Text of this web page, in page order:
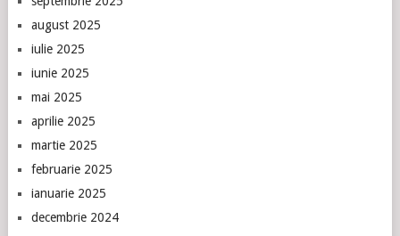
august 2025
iulie 2025
iunie 2025
mai 2025
aprilie 2025
martie 2025
februarie 2025
ianuarie 2025
decembrie 2024